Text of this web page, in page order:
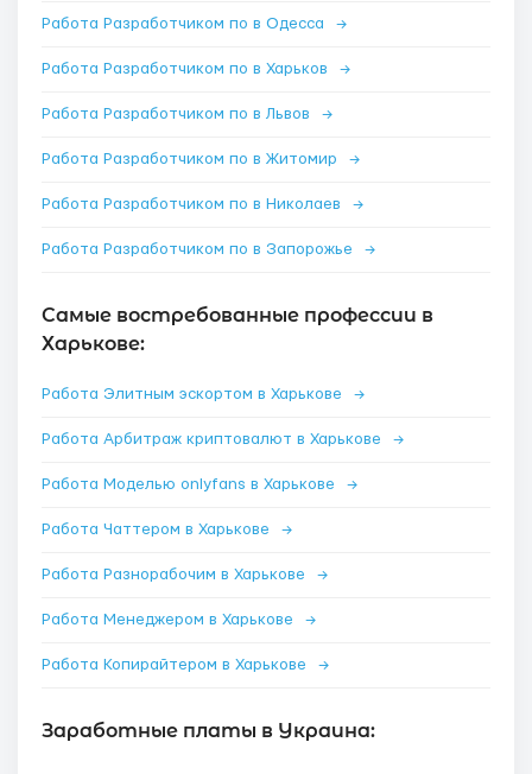
Работа Разработчиком по в Одесса →
Работа Разработчиком по в Харьков →
Работа Разработчиком по в Львов →
Работа Разработчиком по в Житомир →
Работа Разработчиком по в Николаев →
Работа Разработчиком по в Запорожье →
Самые востребованные профессии в
Харькове:
Работа Элитным эскортом в Харькове →
Работа Арбитраж криптовалют в Харькове →
Работа Моделью onlyfans в Харькове →
Работа Чаттером в Харькове →
Работа Разнорабочим в Харькове →
Работа Менеджером в Харькове →
Работа Копирайтером в Харькове →
Заработные платы в Украина: